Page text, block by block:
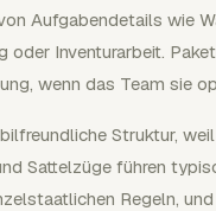
Aufgabendetails wie
oder Inventurarbeit.
wenn das Team sie
Struktur,
Sattelzüge führen
Regeln,